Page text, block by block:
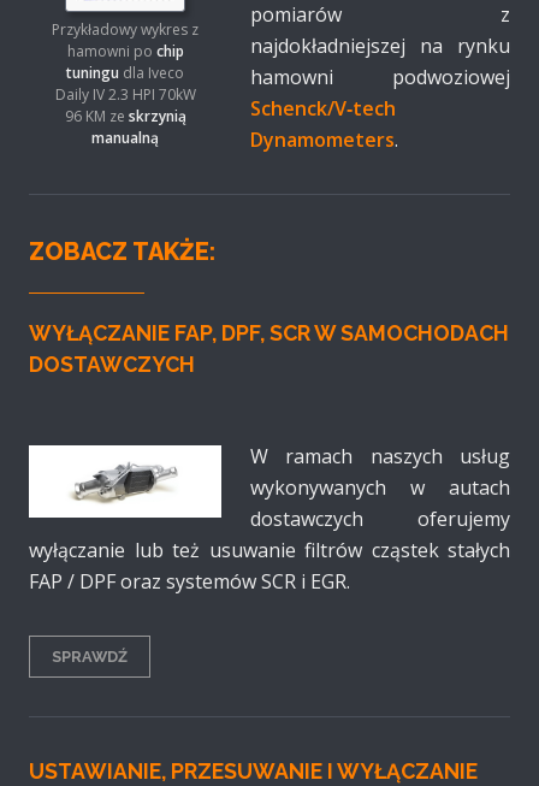
Przykładowy wykres z
hamowni po chip
tuningu dla Iveco
Daily IV 2.3 HPI 70kW
96 KM ze skrzynią
manualną
pomiarów z
najdokładniejszej na rynku
hamowni podwoziowej
Schenck/V‑tech
Dynamometers.
ZOBACZ TAKŻE:
WYŁĄCZANIE FAP, DPF, SCR W SAMOCHODACH
DOSTAWCZYCH
W ramach naszych usług
wykonywanych w autach
dostawczych oferujemy
wyłączanie lub też usuwanie filtrów cząstek stałych
FAP / DPF oraz systemów SCR i EGR.
SPRAWDŹ
USTAWIANIE, PRZESUWANIE I WYŁĄCZANIE